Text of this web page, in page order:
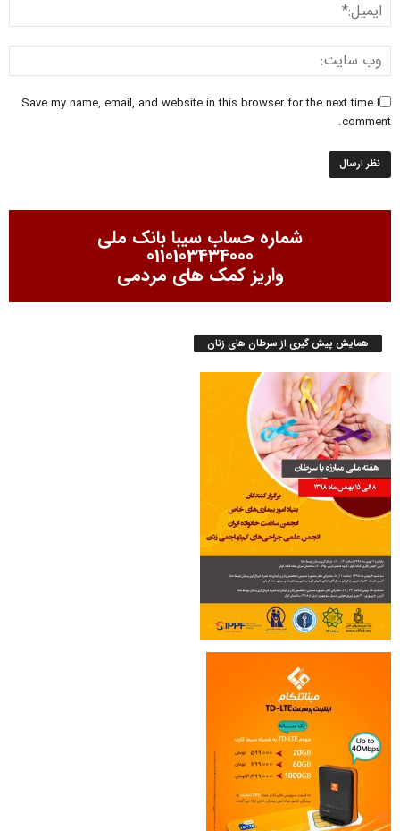
Save my name, email, and website in this browser for the next time I
comment.
شماره حساب سیبا بانک ملی
0110103434000
واریز کمک های مردمی
همایش پیش گیری از سرطان های زنان